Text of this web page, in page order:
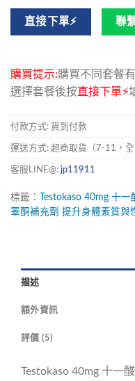
直接下單⚡ 聯
購買提示:購買不同套餐
選擇套餐後按直接下單⚡
付款方式: 貨到付款
運送方式: 超商取貨（7-11，
客服LINE@: jp11911
標籤： Testokaso 40mg 十一
睪酮補充劑 提升身體素質與
描述
額外資訊
評價 (5)
Testokaso 40mg 十一